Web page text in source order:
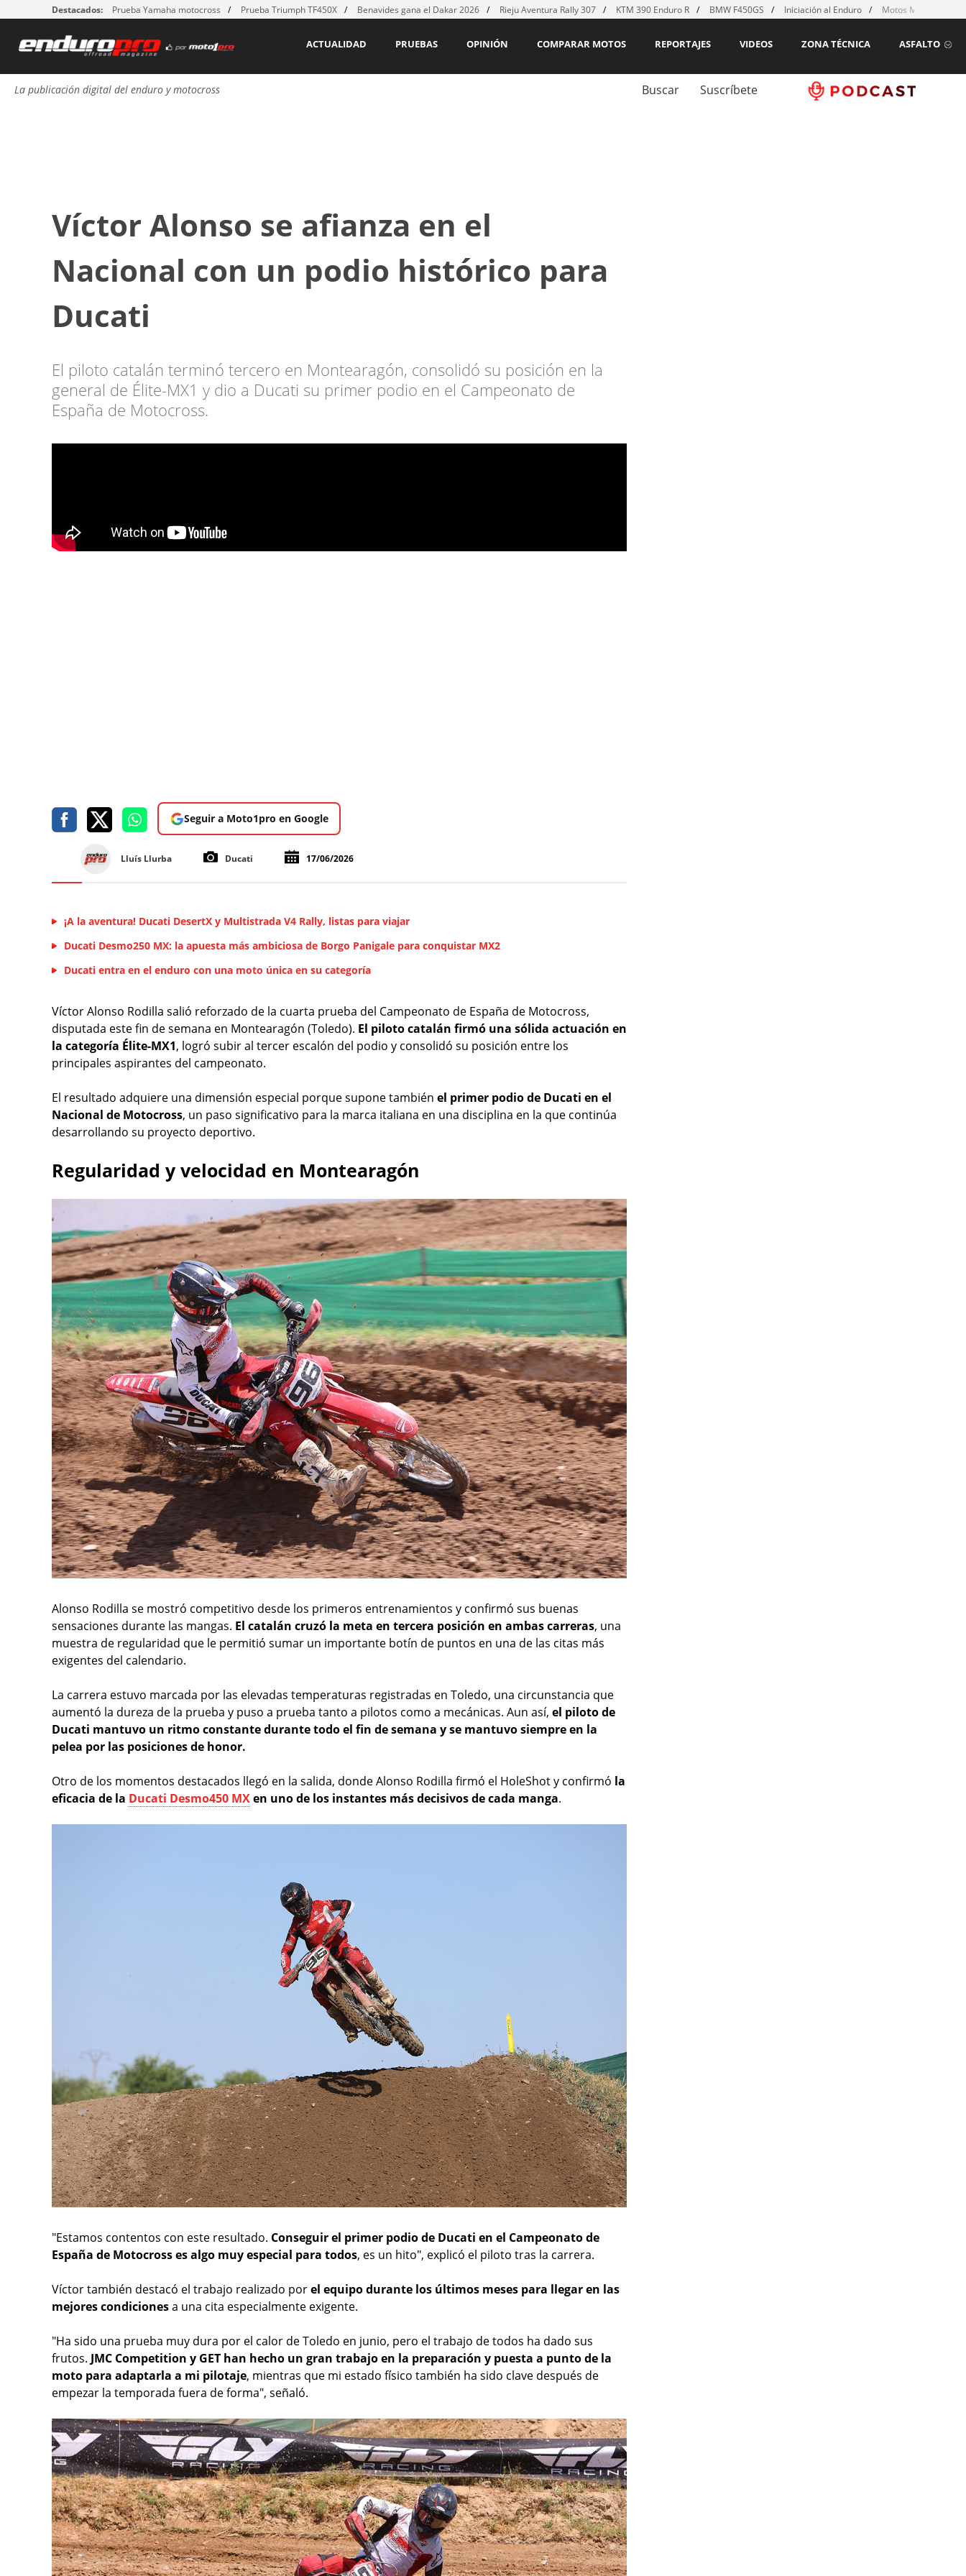
Destacados: Prueba Yamaha motocross Prueba Triumph TF450X Benavides gana el Dakar 2026 Rieju Aventura Rally 307 KTM 390 Enduro R BMW F450GS Iniciación al Enduro Motos MX para
ASFALTO
ZONA TÉCNICA
VIDEOS
REPORTAJES
COMPARAR MOTOS
OPINIÓN
PRUEBAS
ACTUALIDAD
La publicación digital del enduro y motocross Buscar Suscríbete
Víctor Alonso se afianza en el
Nacional con un podio histórico para
Ducati
El piloto catalán terminó tercero en Montearagón, consolidó su posición en la
general de Élite-MX1 y dio a Ducati su primer podio en el Campeonato de
España de Motocross.
Seguir a Moto1pro en Google
Lluís Llurba Ducati 17/06/2026
¡A la aventura! Ducati DesertX y Multistrada V4 Rally, listas para viajar
Ducati Desmo250 MX: la apuesta más ambiciosa de Borgo Panigale para conquistar MX2
Ducati entra en el enduro con una moto única en su categoría
Víctor Alonso Rodilla salió reforzado de la cuarta prueba del Campeonato de España de Motocross,
disputada este fin de semana en Montearagón (Toledo). El piloto catalán firmó una sólida actuación en
la categoría Élite-MX1, logró subir al tercer escalón del podio y consolidó su posición entre los
principales aspirantes del campeonato.
El resultado adquiere una dimensión especial porque supone también el primer podio de Ducati en el
Nacional de Motocross, un paso significativo para la marca italiana en una disciplina en la que continúa
desarrollando su proyecto deportivo.
Regularidad y velocidad en Montearagón
Alonso Rodilla se mostró competitivo desde los primeros entrenamientos y confirmó sus buenas
sensaciones durante las mangas. El catalán cruzó la meta en tercera posición en ambas carreras, una
muestra de regularidad que le permitió sumar un importante botín de puntos en una de las citas más
exigentes del calendario.
La carrera estuvo marcada por las elevadas temperaturas registradas en Toledo, una circunstancia que
aumentó la dureza de la prueba y puso a prueba tanto a pilotos como a mecánicas. Aun así, el piloto de
Ducati mantuvo un ritmo constante durante todo el fin de semana y se mantuvo siempre en la
pelea por las posiciones de honor.
Otro de los momentos destacados llegó en la salida, donde Alonso Rodilla firmó el HoleShot y confirmó la
eficacia de la Ducati Desmo450 MXen uno de los instantes más decisivos de cada manga.
"Estamos contentos con este resultado. Conseguir el primer podio de Ducati en el Campeonato de
España de Motocross es algo muy especial para todos, es un hito", explicó el piloto tras la carrera.
Víctor también destacó el trabajo realizado porel equipo durante los últimos meses para llegar en las
mejores condicionesa una cita especialmente exigente.
"Ha sido una prueba muy dura por el calor de Toledo en junio, pero el trabajo de todos ha dado sus
frutos. JMC Competition y GET han hecho un gran trabajo en la preparación y puesta a punto de la
moto para adaptarla a mi pilotaje, mientras que mi estado físico también ha sido clave después de
empezar la temporada fuera de forma", señaló.